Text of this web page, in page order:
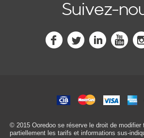
Suivez-
© 2015 Ooredoo se réserve le droit de modifier
partiellement les tarifs et informations sus-